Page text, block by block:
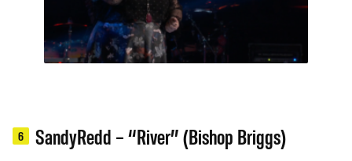
6 SandyRedd – “River” (Bishop Briggs)